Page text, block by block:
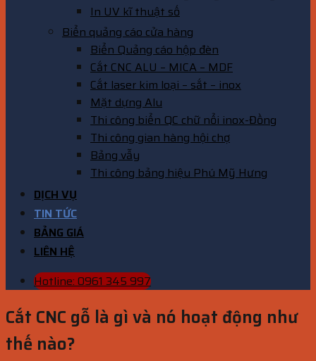
In UV kĩ thuật số
Biển quảng cáo cửa hàng
Biển Quảng cáo hộp đèn
Cắt CNC ALU – MICA – MDF
Cắt laser kim loại – sắt – inox
Mặt dựng Alu
Thi công biển QC chữ nổi inox-Đồng
Thi công gian hàng hội chợ
Bảng vẫy
Thi công bảng hiệu Phú Mỹ Hưng
DỊCH VỤ
TIN TỨC
BẢNG GIÁ
LIÊN HỆ
Hotline: 0961 345 997
Cắt CNC gỗ là gì và nó hoạt động như
thế nào?